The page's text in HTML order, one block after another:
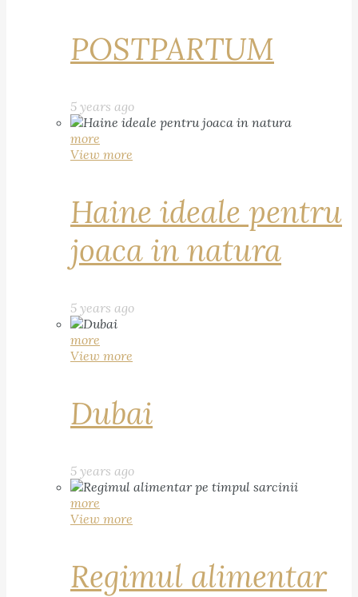
POSTPARTUM
5 years ago
more
View more
Haine ideale pentru
joaca in natura
5 years ago
more
View more
Dubai
5 years ago
more
View more
Regimul alimentar